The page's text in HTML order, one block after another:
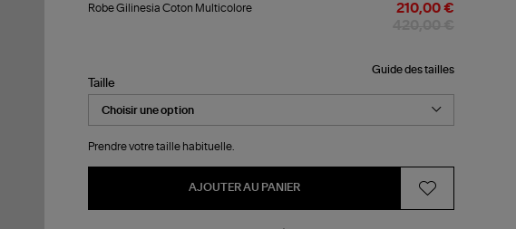
Gilinesia
Robe Gilinesia Coton Multicolore 210,00 €
Guide des tailles
Taille
Prendre votre taille habituelle.
AJOUTER AU PANIER